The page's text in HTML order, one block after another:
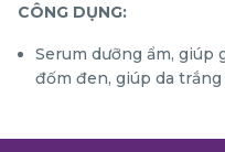
CÔNG DỤNG:
Serum dưỡng ẩm, giúp
đốm đen, giúp da trắng